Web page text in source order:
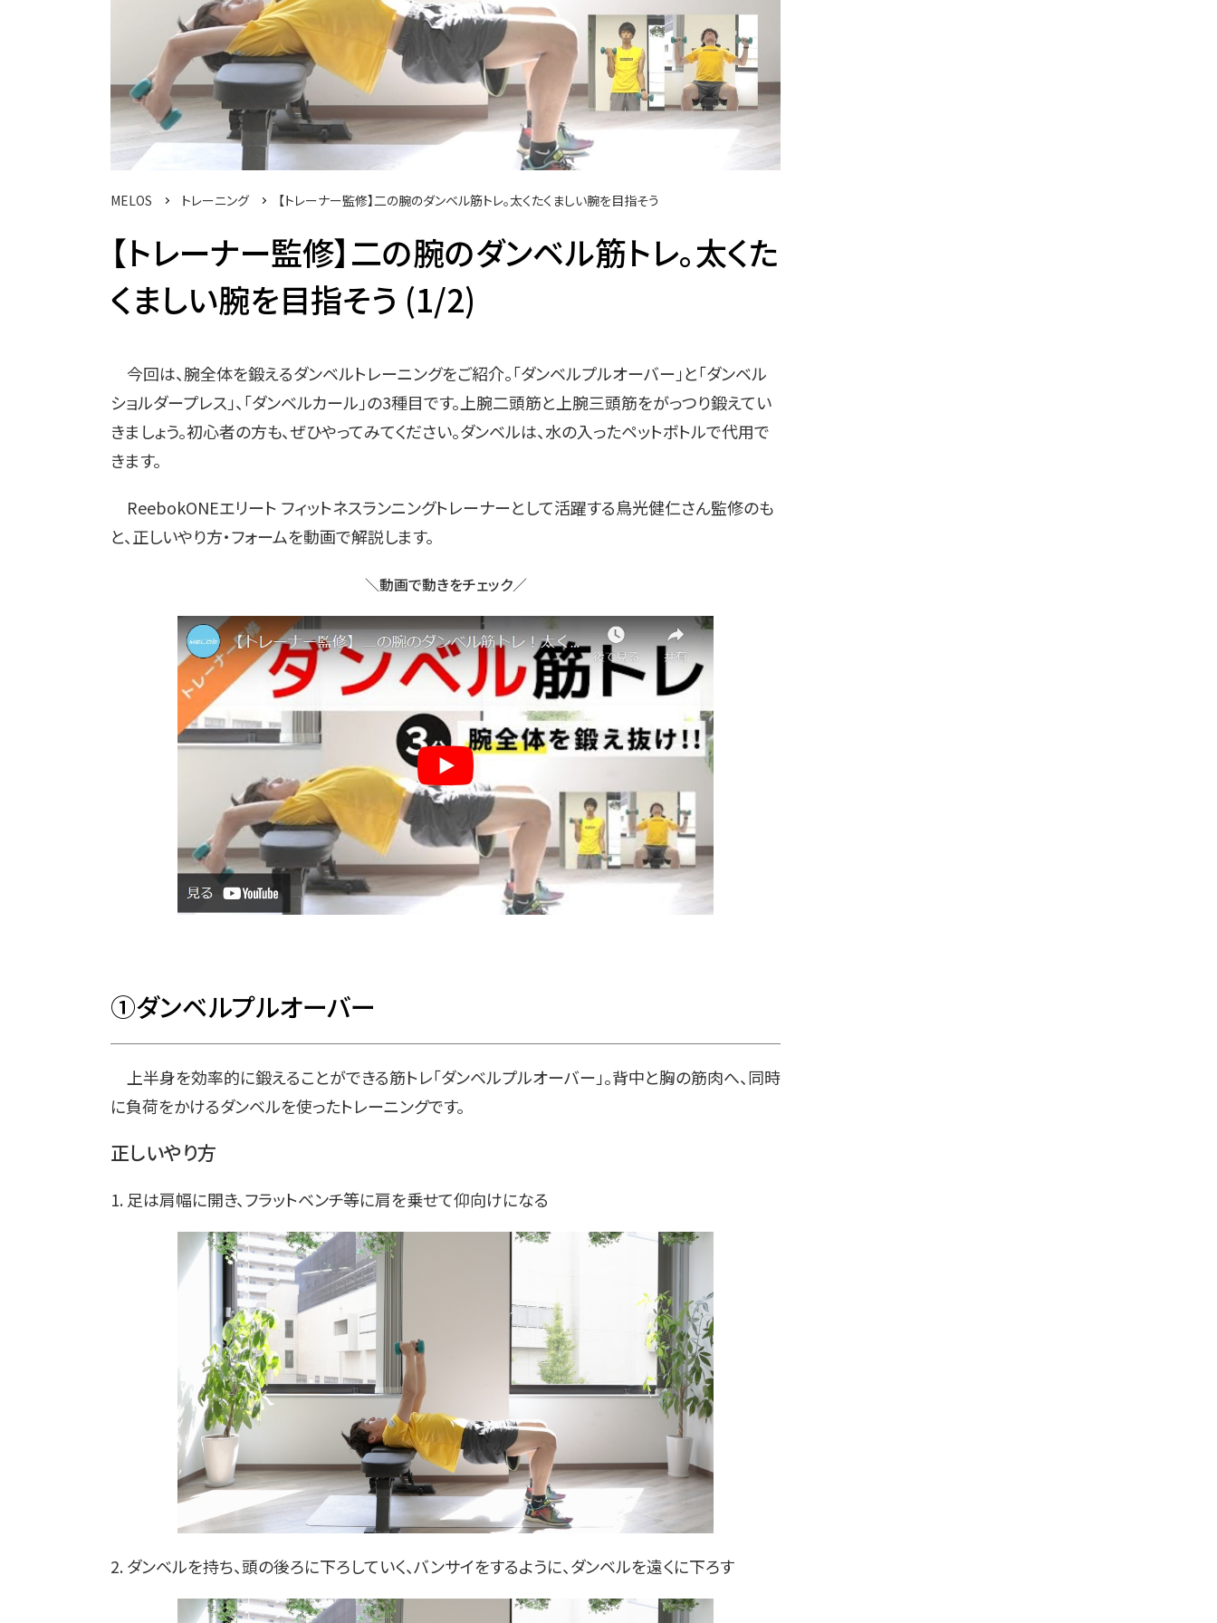
MELOS トレーニング 【トレーナー監修】二の腕のダンベル筋トレ。太くたくましい腕を目指そう
【トレーナー監修】二の腕のダンベル筋トレ。太くた
くましい腕を目指そう (1/2)
今回は、腕全体を鍛えるダンベルトレーニングをご紹介。「ダンベルプルオーバー」と「ダンベル
ショルダープレス」、「ダンベルカール」の3種目です。上腕二頭筋と上腕三頭筋をがっつり鍛えてい
きましょう。初心者の方も、ぜひやってみてください。ダンベルは、水の入ったペットボトルで代用で
きます。
ReebokONEエリート フィットネスランニングトレーナーとして活躍する鳥光健仁さん監修のも
と、正しいやり方・フォームを動画で解説します。
＼動画で動きをチェック／
①ダンベルプルオーバー
上半身を効率的に鍛えることができる筋トレ「ダンベルプルオーバー」。背中と胸の筋肉へ、同時
に負荷をかけるダンベルを使ったトレーニングです。
正しいやり方
1. 足は肩幅に開き、フラットベンチ等に肩を乗せて仰向けになる
2. ダンベルを持ち、頭の後ろに下ろしていく、バンサイをするように、ダンベルを遠くに下ろす